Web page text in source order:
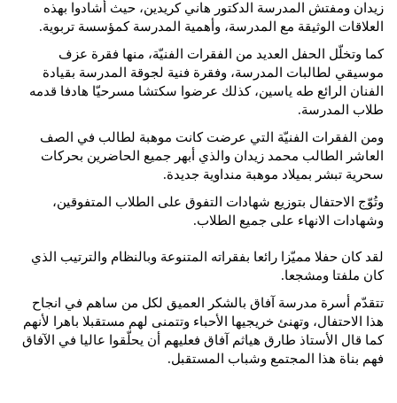
زيدان ومفتش المدرسة الدكتور هاني كريدين، حيث أشادوا بهذه
العلاقات الوثيقة مع المدرسة، وأهمية المدرسة كمؤسسة تربوية.
كما وتخلّل الحفل العديد من الفقرات الفنيّة، منها فقرة عزف
موسيقي لطالبات المدرسة، وفقرة فنية لجوقة المدرسة بقيادة
الفنان الرائع طه ياسين، كذلك عرضوا سكتشا مسرحيّا هادفا قدمه
طلاب المدرسة.
ومن الفقرات الفنيّة التي عرضت كانت موهبة لطالب في الصف
العاشر الطالب محمد زيدان والذي أبهر جميع الحاضرين بحركات
سحرية تبشر بميلاد موهبة منداوية جديدة.
وتُوّج الاحتفال بتوزيع شهادات التفوق على الطلاب المتفوقين،
وشهادات الانهاء على جميع الطلاب.
لقد كان حفلا مميّزا رائعا بفقراته المتنوعة وبالنظام والترتيب الذي
كان ملفتا ومشجعا.
تتقدّم أسرة مدرسة آفاق بالشكر العميق لكل من ساهم في انجاح
هذا الاحتفال، وتهنئ خريجيها الأحباء وتتمنى لهم مستقبلا باهرا لأنهم
كما قال الأستاذ طارق هياثم آفاق فعليهم أن يحلّقوا عاليا في الآفاق
فهم بناة هذا المجتمع وشباب المستقبل.